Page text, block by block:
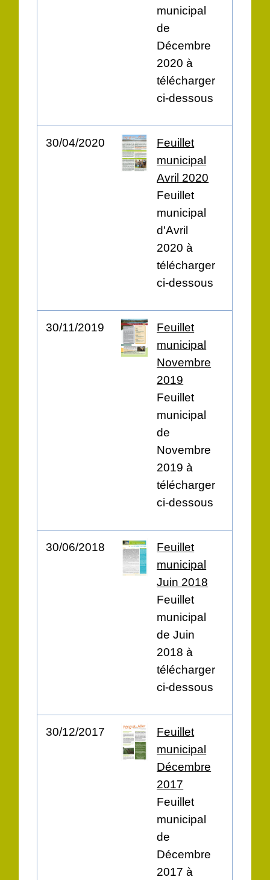
municipal
de
Décembre
2020 à
télécharger
ci-dessous
30/04/2020
Feuillet
municipal
Avril 2020
Feuillet
municipal
d'Avril
2020 à
télécharger
ci-dessous
30/11/2019
Feuillet
municipal
Novembre
2019
Feuillet
municipal
de
Novembre
2019 à
télécharger
ci-dessous
30/06/2018
Feuillet
municipal
Juin 2018
Feuillet
municipal
de Juin
2018 à
télécharger
ci-dessous
30/12/2017
Feuillet
municipal
Décembre
2017
Feuillet
municipal
de
Décembre
2017 à